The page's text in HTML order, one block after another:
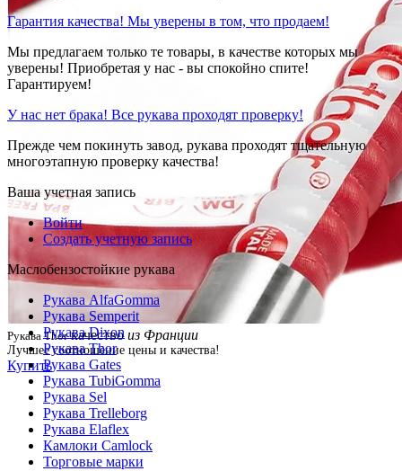
Рукава Thorкачествоиз Франции
Лучшее соотношение цены и качества!
Купить
Гарантия качества! Мы уверены в том, что продаем!
Мы предлагаем только те товары, в качестве которых мы
уверены! Приобретая у нас - вы спокойно спите!
Гарантируем!
У нас нет брака! Все рукава проходят проверку!
Прежде чем покинуть завод, рукава проходят тщательную
многоэтапную проверку качества!
Ваша учетная запись
Войти
Создать учетную запись
Маслобензостойкие рукава
Рукава AlfaGomma
Рукава Semperit
Рукава Dixon
Рукава Thor
Рукава Gates
Рукава TubiGomma
Рукава Sel
Рукава Trelleborg
Рукава Elaflex
Камлоки Camlock
Торговые марки